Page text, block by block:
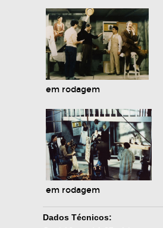
em rodagem
em rodagem
Dados Técnicos: